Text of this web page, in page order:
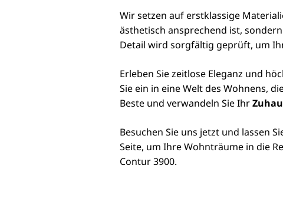
Wir setzen auf erstklassige
ästhetisch ansprechend ist,
Detail wird sorgfältig geprüft, um
Erleben Sie zeitlose Eleganz und
Sie ein in eine Welt des Wohnens,
Beste und verwandeln Sie Ihr
Besuchen Sie uns jetzt und lassen
Seite, um Ihre Wohnträume in die
Contur 3900.